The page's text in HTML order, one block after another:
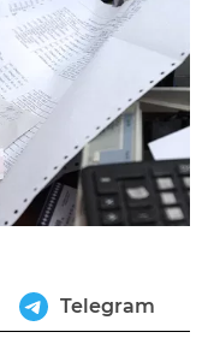
Telegram